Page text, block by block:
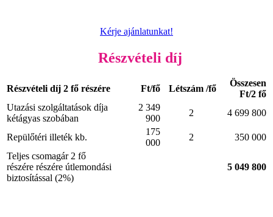
Kérje ajánlatunkat!
Részvételi díj
Részvételi díj 2 fő részére Ft/fő Létszám /fő
Összesen
Ft/2 fő
Utazási szolgáltatások díja
kétágyas szobában
2 349
900
2 4 699 800
Repülőtéri illeték kb.
175
000
2
350 000
Teljes csomagár 2 fő
részére részére útlemondási
biztosítással (2%)
5 049 800